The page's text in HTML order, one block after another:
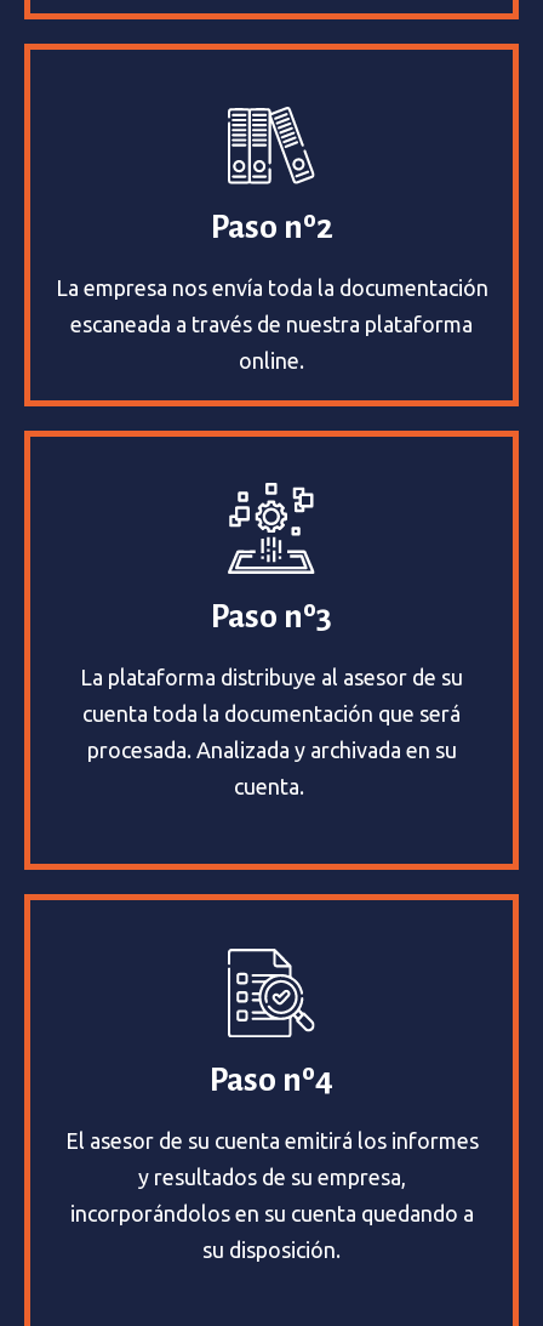
Paso nº2
La empresa nos envía toda la documentación
escaneada a través de nuestra plataforma
online.
Paso nº3
La plataforma distribuye al asesor de su
cuenta toda la documentación que será
procesada. Analizada y archivada en su
cuenta.
Paso nº4
El asesor de su cuenta emitirá los informes
y resultados de su empresa,
incorporándolos en su cuenta quedando a
su disposición.